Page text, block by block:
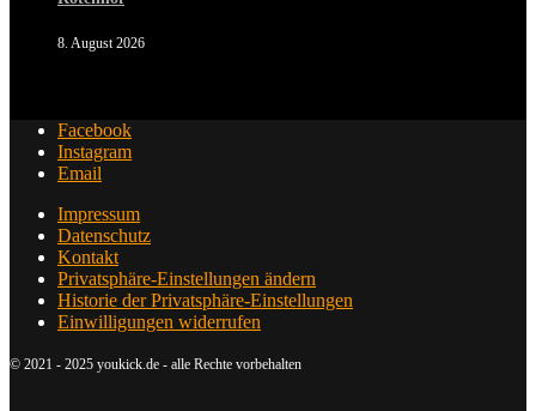
8. August 2026
Facebook
Instagram
Email
Impressum
Datenschutz
Kontakt
Privatsphäre-Einstellungen ändern
Historie der Privatsphäre-Einstellungen
Einwilligungen widerrufen
© 2021 - 2025 youkick.de - alle Rechte vorbehalten